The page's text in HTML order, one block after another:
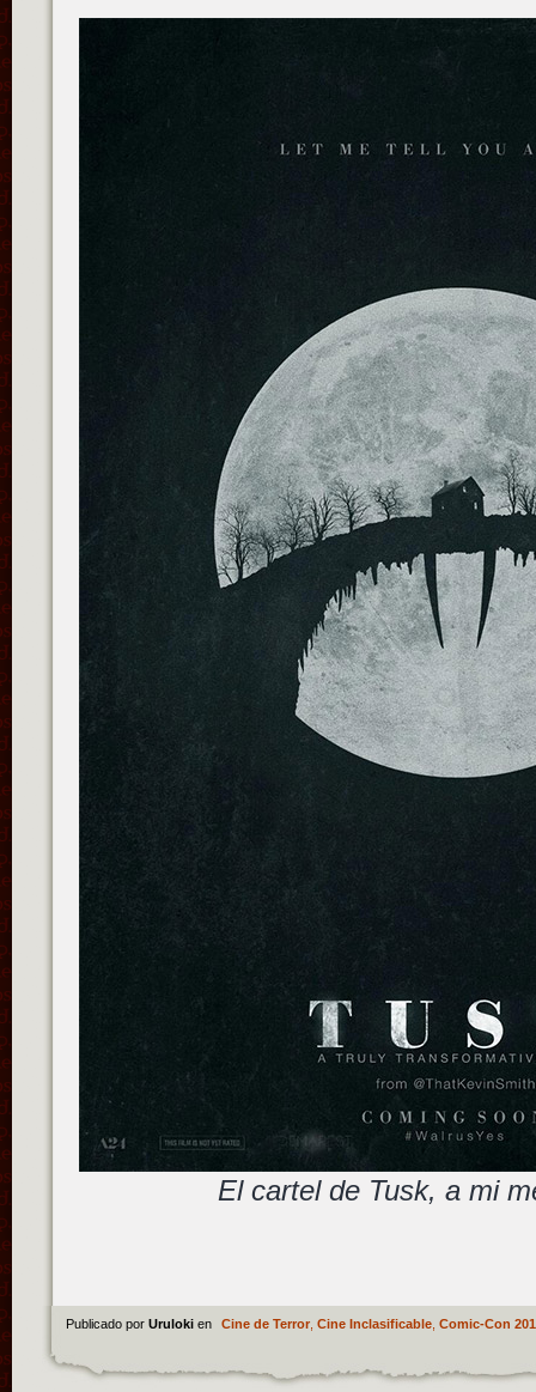
El cartel de Tusk, a mi
Publicado por Uruloki en Cine de Terror, Cine Inclasificable, Comic-Con